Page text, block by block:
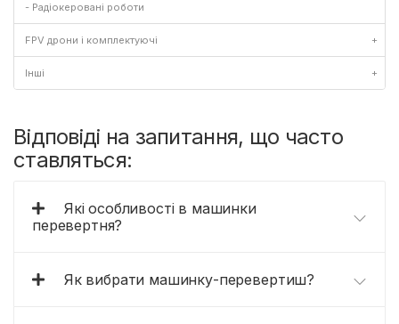
- Радіокеровані роботи
FPV дрони і комплектуючі +
Інші +
Відповіді на запитання, що часто
ставляться:
Які особливості в машинки
перевертня?
Як вибрати машинку-перевертиш?